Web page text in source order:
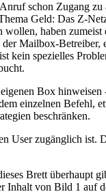
schon Zugang
Geld: Das Z-
wollen, haben
Mailbox-
kein spezielles
Box hinweisen
einzelnen Befehl,
beschränken.
User zugänglich ist.
Brett überhaupt
Inhalt von Bild 1 auf